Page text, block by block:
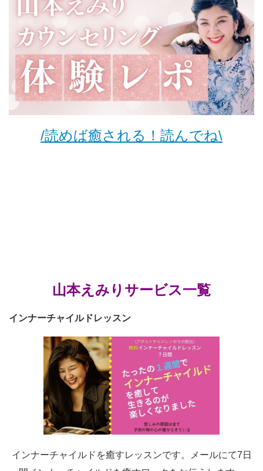
/読めば癒される！読んでね\
山本えみりサービス一覧
インナーチャイルドレッスン
インナーチャイルドを癒すレッスンです。メールにて7日